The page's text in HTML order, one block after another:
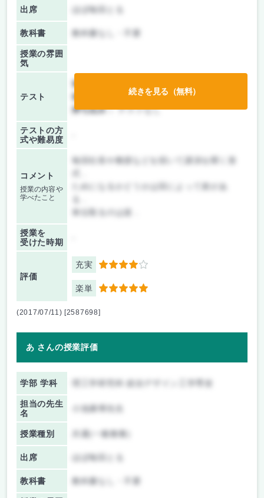
出席 ほぼ毎回とる
教科書 教科書なし・不要
授業の雰囲
気
テスト
前期/中間：
後期/期末：
テスト・レポート両方なし
持ち込み：テストなし
テストの方
式や難易度
コメント
授業の内容や
学べたこと
毎回社長や教授などを招いて講演を聞く形
ためになるかどうかは回によって差があ
授業を
受けた時期
評価
充実 4
楽単 5
続きを見る（無料）
(2017/07/11) [2587698]
あ さんの授業評価
学部 学科
担当の先生
名
小池康博先生
授業種別 共通(一般教養)
出席 ほぼ毎回とる
教科書 教科書なし・不要